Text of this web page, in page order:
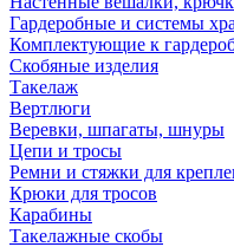
Гардеробные и системы
Комплектующие к
Скобяные изделия
Такелаж
Вертлюги
Веревки, шпагаты, шнуры
Цепи и тросы
Ремни и стяжки для
Крюки для тросов
Карабины
Такелажные скобы